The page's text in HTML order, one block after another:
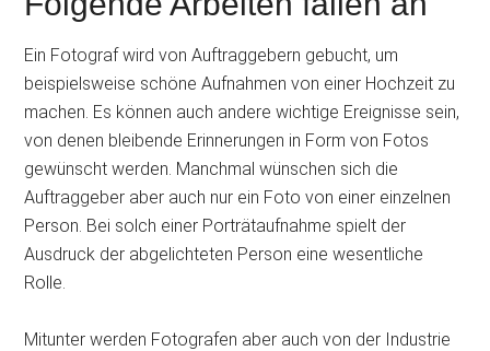
Ein Fotograf wird von Auftraggebern gebucht, um
beispielsweise schöne Aufnahmen von einer Hochzeit zu
machen. Es können auch andere wichtige Ereignisse sein,
von denen bleibende Erinnerungen in Form von Fotos
gewünscht werden. Manchmal wünschen sich die
Auftraggeber aber auch nur ein Foto von einer einzelnen
Person. Bei solch einer Porträtaufnahme spielt der
Ausdruck der abgelichteten Person eine wesentliche
Rolle.
Mitunter werden Fotografen aber auch von der Industrie